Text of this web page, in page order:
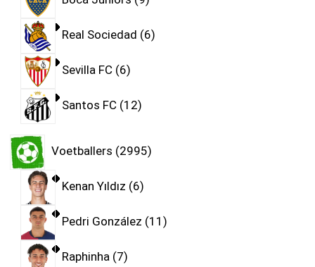
Real Sociedad 6
Sevilla FC 6
Santos FC 12
Voetballers 2995
Kenan Yıldız 6
Pedri González 11
Raphinha 7